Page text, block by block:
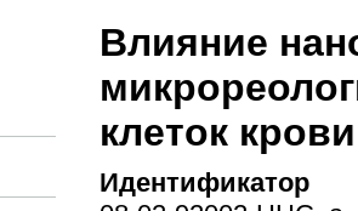
Влияние
клеток
Идентификатор